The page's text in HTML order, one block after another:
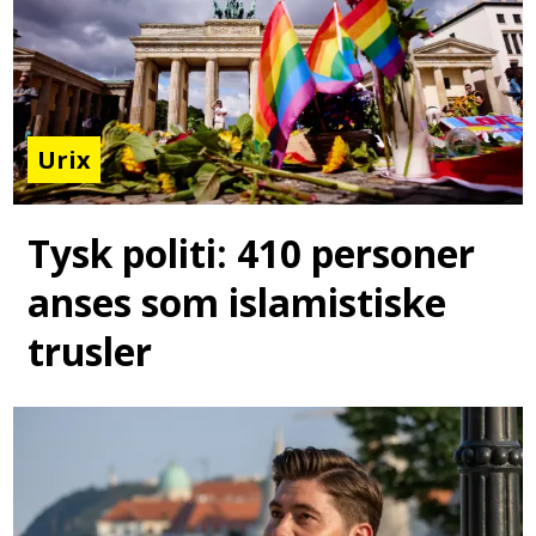
Urix
Tysk politi: 410 personer
anses som islamistiske
trusler